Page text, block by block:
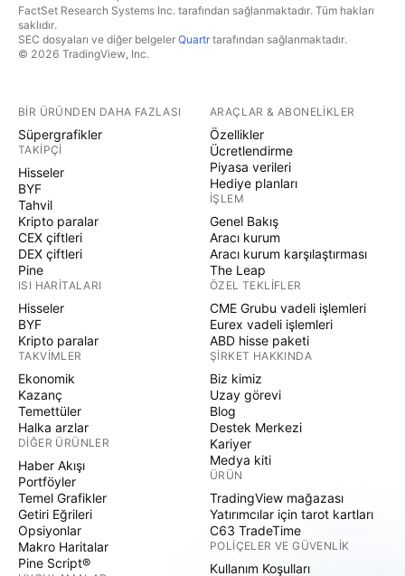
FactSet Research Systems Inc. tarafından sağlanmaktadır. Tüm hakları
saklıdır.
SEC dosyaları ve diğer belgeler Quartrtarafından sağlanmaktadır.
© 2026 TradingView, Inc.
BIR ÜRÜNDEN DAHA FAZLASI
Süpergrafikler
TAKIPÇI
Hisseler
BYF
Tahvil
Kripto paralar
CEX çiftleri
DEX çiftleri
Pine
ISI HARITALARI
Hisseler
BYF
Kripto paralar
TAKVIMLER
Ekonomik
Kazanç
Temettüler
Halka arzlar
DIĞER ÜRÜNLER
Haber Akışı
Portföyler
Temel Grafikler
Getiri Eğrileri
Opsiyonlar
Makro Haritalar
Pine Script®
ARAÇLAR & ABONELIKLER
Özellikler
Ücretlendirme
Piyasa verileri
Hediye planları
İŞLEM
Genel Bakış
Aracı kurum
Aracı kurum karşılaştırması
The Leap
ÖZEL TEKLIFLER
CME Grubu vadeli işlemleri
Eurex vadeli işlemleri
ABD hisse paketi
ŞIRKET HAKKINDA
Biz kimiz
Uzay görevi
Blog
Destek Merkezi
Kariyer
Medya kiti
ÜRÜN
TradingView mağazası
Yatırımcılar için tarot kartları
C63 TradeTime
POLIÇELER VE GÜVENLIK
Kullanım Koşulları